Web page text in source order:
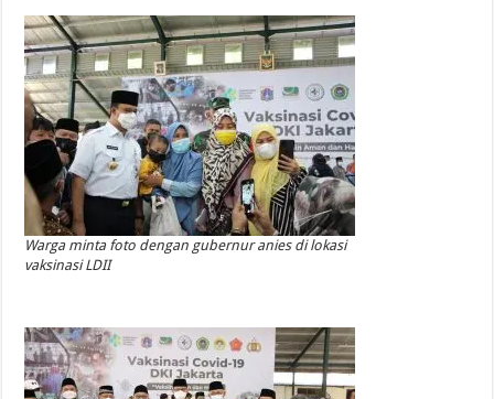
Warga minta foto dengan gubernur anies di lokasi
vaksinasi LDII